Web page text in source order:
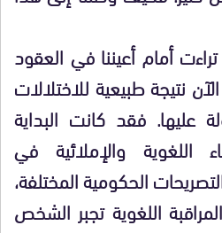
أمام أعيننا في العقود
نتيجة طبيعية للاختلالات
عليها. فقد كانت البداية
اللغوية والإملائية في
الحكومية المختلفة،
اللغوية تجبر الشخص